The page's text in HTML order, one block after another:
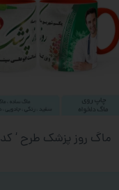
ماگ روز پزشک طرح ‘ کد ۰۰۹۵ ‘